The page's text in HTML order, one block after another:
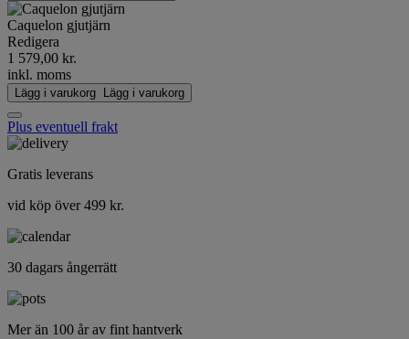
Caquelon gjutjärn
Redigera
1 579,00 kr.
inkl. moms
Lägg i varukorg Lägg i varukorg
Plus eventuell frakt
Gratis leverans
vid köp över 499 kr.
30 dagars ångerrätt
Mer än 100 år av fint hantverk